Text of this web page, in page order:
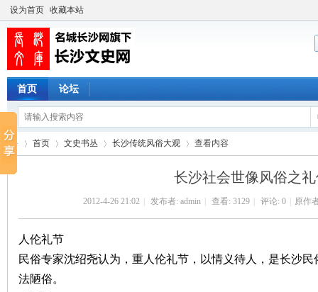
设为首页 收藏本站
首页 论坛
首页 文史书丛
›
长沙传统风俗大观
›
查看内容
长沙社会世像风俗之
2012-4-26 21:02 发布者: admin 查看: 3129 评论: 0 原作
人伦礼节
民俗专家沈绍尧认为，重人伦礼节，以情义待人，是长沙
法陋俗。